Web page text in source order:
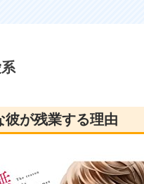
彼が残業する理由